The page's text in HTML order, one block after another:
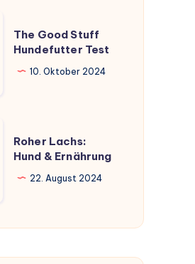
The Good Stuff
Hundefutter Test
10. Oktober 2024
Roher Lachs:
Hund & Ernährung
22. August 2024